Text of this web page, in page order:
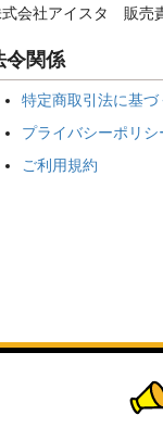
会社アイスタ 販売
令関係
特定商取引法に基づ
プライバシーポリシ
ご利用規約